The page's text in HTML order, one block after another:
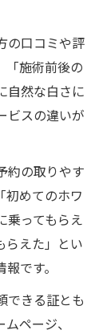
間の目安
山の実際
の口コミや評
「施術前後の
自然な白さに
ビスの違いが
約の取りやす
初めてのホワ
乗ってもらえ
らえた」とい
です。
できる証とも
ページ、